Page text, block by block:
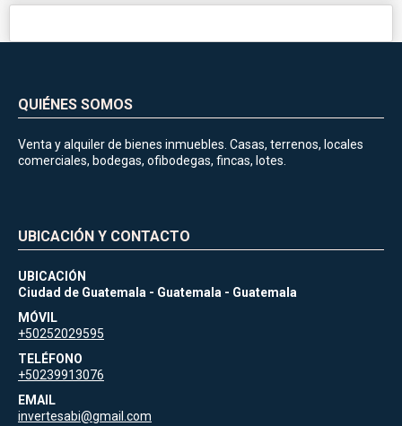
QUIÉNES SOMOS
Venta y alquiler de bienes inmuebles. Casas, terrenos, locales
comerciales, bodegas, ofibodegas, fincas, lotes.
UBICACIÓN Y CONTACTO
UBICACIÓN
Ciudad de Guatemala - Guatemala - Guatemala
MÓVIL
+50252029595
TELÉFONO
+50239913076
EMAIL
invertesabi@gmail.com